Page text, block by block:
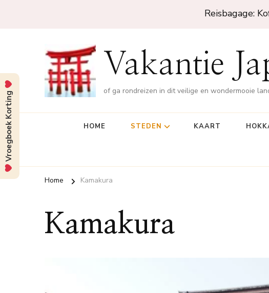
Reisbagage:
Vakantie
of ga rondreizen in dit veilige en wondermooie
HOME STEDEN KAART
Home Kamakura
Kamakura
Vroegboek Korting